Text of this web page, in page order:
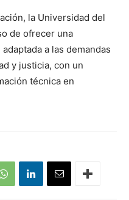
la Universidad del
de ofrecer una
a las demandas
y justicia, con un
técnica en